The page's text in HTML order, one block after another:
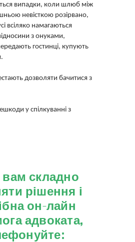
випадки, коли шлюб між
невісткою розірвано,
всіляко намагаються
з онуками,
гостинці, купують
дозволяти бачитися з
у спілкуванні з
складно
рішення і
он-лайн
адвоката,